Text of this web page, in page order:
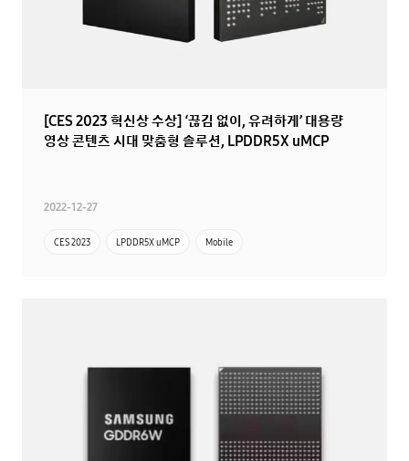
[CES 2023 혁신상 수상] ‘끊김 없이, 유려하게’ 대용량
영상 콘텐츠 시대 맞춤형 솔루션, LPDDR5X uMCP
2022-12-27
CES 2023 LPDDR5X uMCP Mobile